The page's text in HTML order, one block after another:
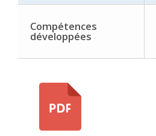
Compétences
développées